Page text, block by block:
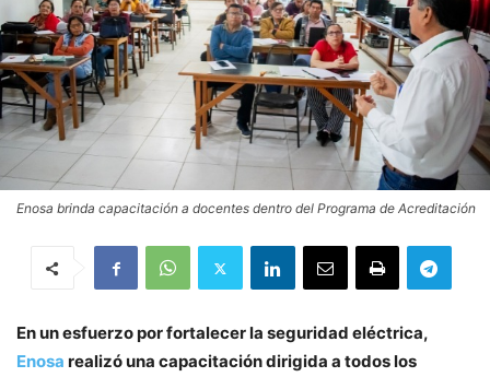
Enosa brinda capacitación a docentes dentro del Programa de Acreditación
En un esfuerzo por fortalecer la seguridad eléctrica,
Enosa realizó una capacitación dirigida a todos los